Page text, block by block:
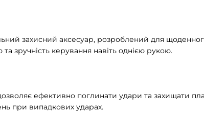
захисний аксесуар, розроблений для
зручність керування навіть однією рукою.
ефективно поглинати удари та захищати
при випадкових ударах.